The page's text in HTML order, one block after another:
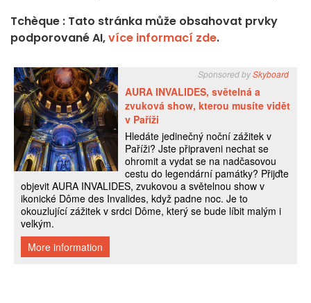
Tchèque : Tato stránka může obsahovat prvky
podporované AI,více informací zde.